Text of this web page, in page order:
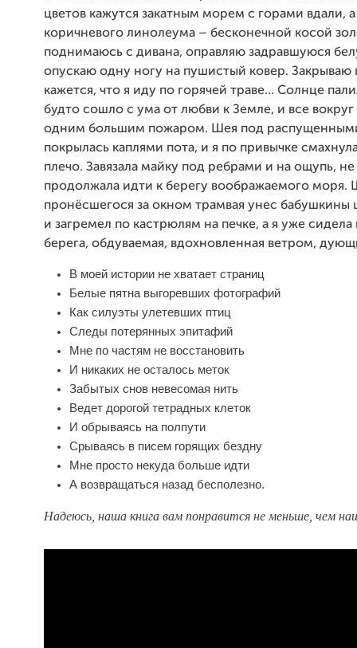
цветов кажутся закатным морем с горами вдали,
коричневого линолеума – бесконечной косой
поднимаюсь с дивана, оправляю задравшуюся
опускаю одну ногу на пушистый ковер. Закрываю
кажется, что я иду по горячей траве… Солнце
будто сошло с ума от любви к Земле, и все вокруг
одним большим пожаром. Шея под
покрылась каплями пота, и я по привычке
плечо. Завязала майку под ребрами и на ощупь, не
продолжала идти к берегу воображаемого моря.
пронёсшегося за окном трамвая унес бабушкины
и загремел по кастрюлям на печке, а я уже
берега, обдуваемая, вдохновленная ветром,
В моей истории не хватает страниц
Белые пятна выгоревших фотографий
Как силуэты улетевших птиц
Следы потерянных эпитафий
Мне по частям не восстановить
И никаких не осталось меток
Забытых снов невесомая нить
Ведет дорогой тетрадных клеток
И обрываясь на полпути
Срываясь в писем горящих бездну
Мне просто некуда больше идти
А возвращаться назад бесполезно.
Надеюсь, наша книга вам понравится не меньше, чем